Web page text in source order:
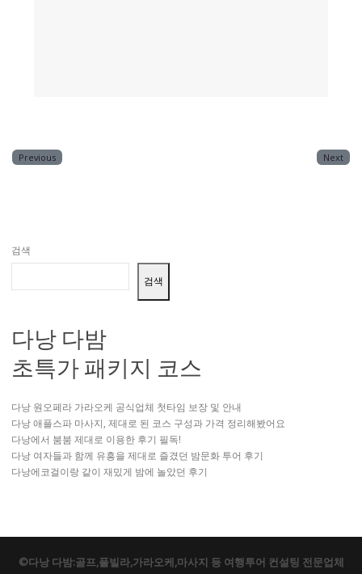
Previous Next
검색
검색
다낭 다밤
초특가 패키지 코스
다낭 원오페라 가라오케 공식업체 첫타임 보장 및 안내
다낭 애플스파 마사지, 제대로 된 코스 구성과 가격 정리해봤어요
다낭에서 붐붐 제대로 이용한 후기 필독!
다낭 여자들과 함께 유흥을 제대로 즐겼던 밤문화 투어 후기
다낭에코걸이랑 같이 재밌게 밤에 놀았던 후기
©다낭 다밤:골프,풀빌라,가라오케,마사지 등 여행투어 컨설팅 전문업체